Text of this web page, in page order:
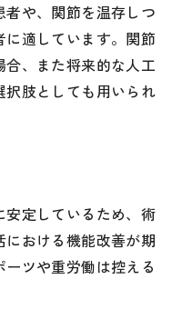
や、関節を温存しつ
適しています。関節
、また将来的な人工
肢としても用いられ
定しているため、術
おける機能改善が期
ツや重労働は控える